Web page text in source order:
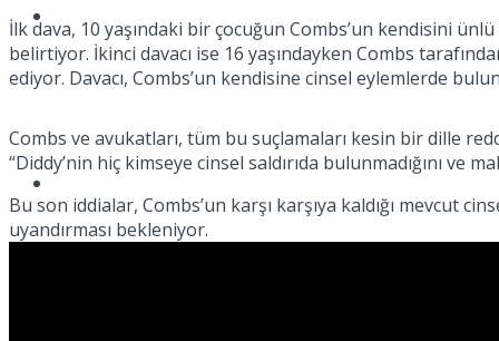
Türkiye
No Result
İlk dava, 10 yaşındaki bir çocuğun Combs’un kendisini
belirtiyor. İkinci davacı ise 16 yaşındayken Combs
ediyor. Davacı, Combs’un kendisine cinsel eylemlerde
Combs ve avukatları, tüm bu suçlamaları kesin bir dille
“Diddy’nin hiç kimseye cinsel saldırıda bulunmadığını ve
Bu son iddialar, Combs’un karşı karşıya kaldığı mevcut
uyandırması bekleniyor.